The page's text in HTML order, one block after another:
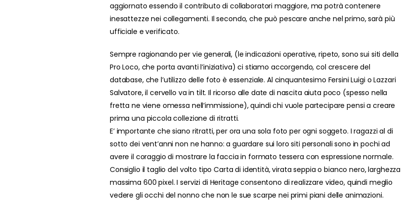
aggiornato essendo il contributo di collaboratori maggiore, ma potrà contenere
inesattezze nei collegamenti. Il secondo, che può pescare anche nel primo, sarà più
ufficiale e verificato.
Sempre ragionando per vie generali, (le indicazioni operative, ripeto, sono sui siti della
Pro Loco, che porta avanti l’iniziativa) ci stiamo accorgendo, col crescere del
database, che l’utilizzo delle foto è essenziale. Al cinquantesimo Fersini Luigi o Lazzari
Salvatore, il cervello va in tilt. Il ricorso alle date di nascita aiuta poco (spesso nella
fretta ne viene omessa nell’immissione), quindi chi vuole partecipare pensi a creare
prima una piccola collezione di ritratti.
E’ importante che siano ritratti, per ora una sola foto per ogni soggeto. I ragazzi al di
sotto dei vent’anni non ne hanno: a guardare sui loro siti personali sono in pochi ad
avere il coraggio di mostrare la faccia in formato tessera con espressione normale.
Consiglio il taglio del volto tipo Carta di identità, virata seppia o bianco nero, larghezza
massima 600 pixel. I servizi di Heritage consentono di realizzare video, quindi meglio
vedere gli occhi del nonno che non le sue scarpe nei primi piani delle animazioni.